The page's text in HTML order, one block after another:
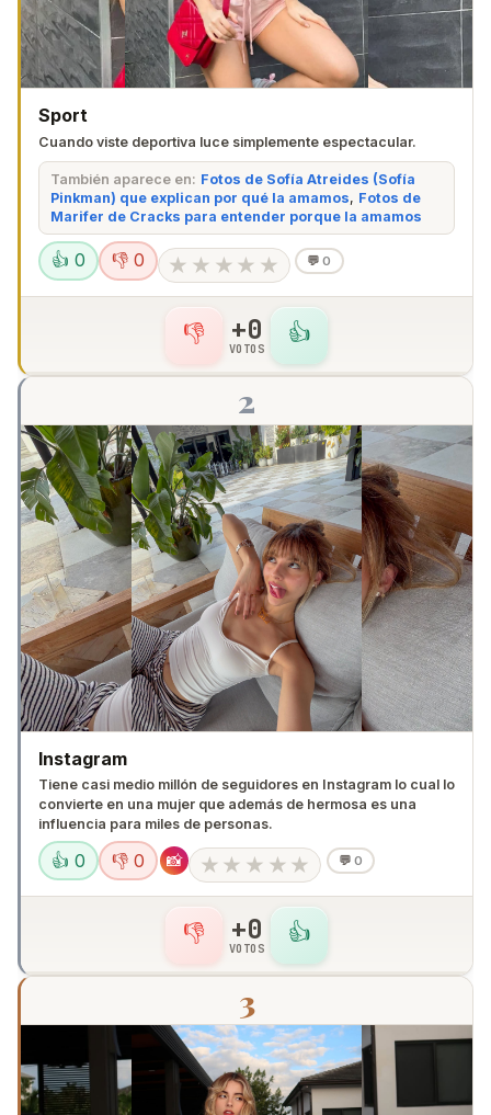
Sport
Cuando viste deportiva luce simplemente espectacular.
También aparece en: Fotos de Sofía Atreides (Sofía
Pinkman) que explican por qué la amamos, Fotos de
Marifer de Cracks para entender porque la amamos
👍 0 👎 0 ★ ★ ★ ★ ★ 💬 0
👍
+0
VOTOS
👎
2
Instagram
Tiene casi medio millón de seguidores en Instagram lo cual lo
convierte en una mujer que además de hermosa es una
influencia para miles de personas.
👍 0 👎 0 📸 ★ ★ ★ ★ ★ 💬 0
👍
+0
VOTOS
👎
3